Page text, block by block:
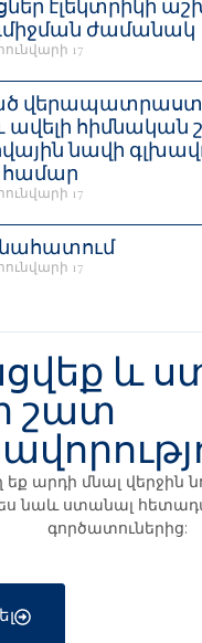
էլեկտրիկի
ժամանակ
17
ավելի հիմնական
նավի
17
17
և
շատ
արդի մնալ վերջին
նաև ստանալ
գործատուներից: